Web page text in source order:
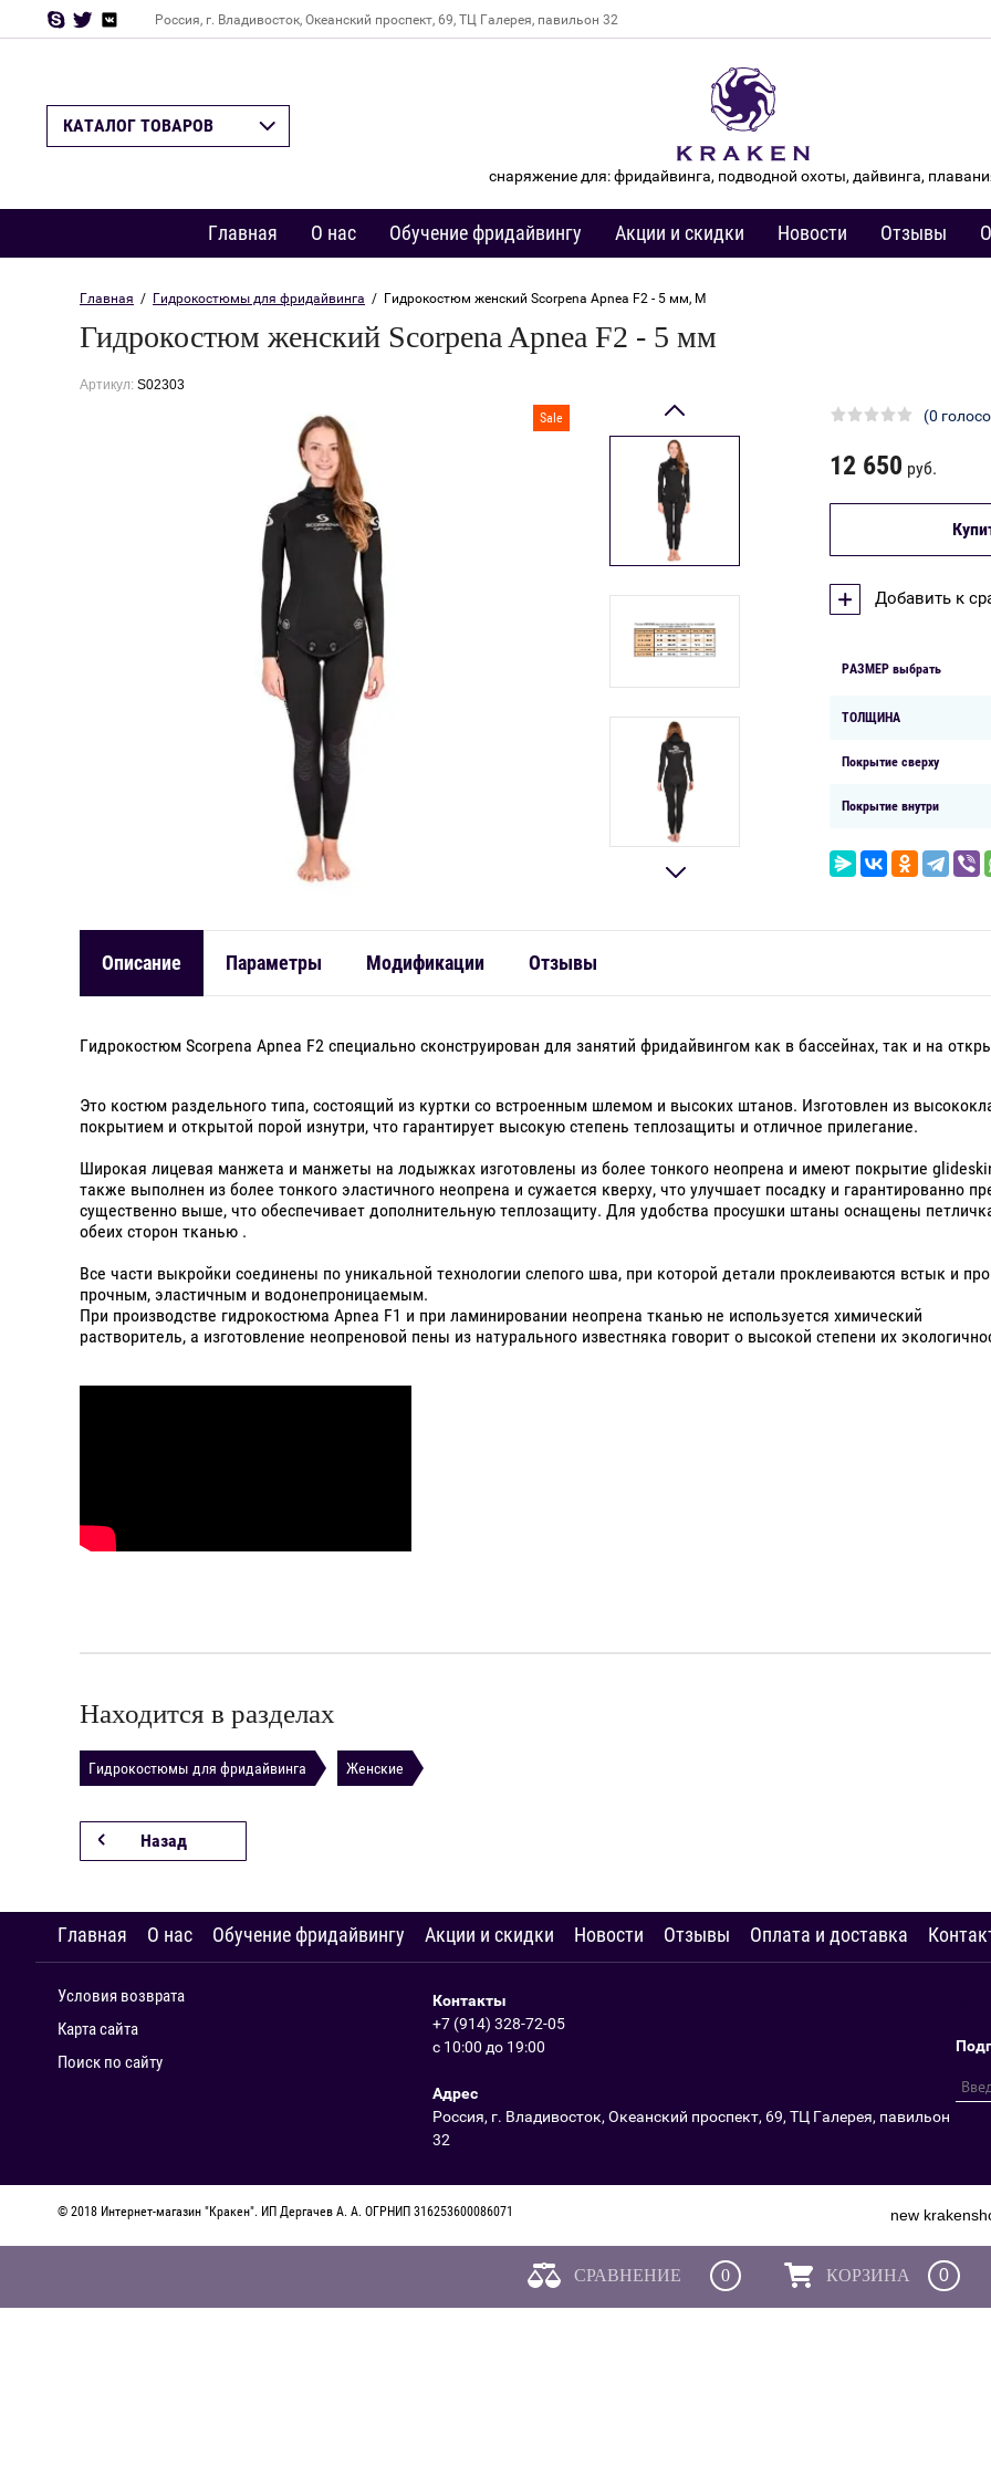
Назад Россия, г. Владивосток, Океанский проспект, 69, ТЦ Галерея, павильон 32
КАТАЛОГ ТОВАРОВ
снаряжение для: фридайвинга, подводной охоты, дайвинга,
Главная О нас Обучение фридайвингу Акции и скидки Новости Отзывы
Главная
  /
Гидрокостюмы для фридайвинга
  /  Гидрокостюм женский Scorpena Apnea F2 - 5 мм, M
Гидрокостюм женский Scorpena Apnea F2 - 5 мм
Артикул: S02303
Sale (0
12 650 руб.
Добавить к
РАЗМЕР выбрать
ТОЛЩИНА
Покрытие сверху
Покрытие внутри
Описание Параметры Модификации Отзывы
Гидрокостюм Scorpena Apnea F2 специально сконструирован для занятий фридайвингом как в бассейнах, так и на
Это костюм раздельного типа, состоящий из куртки со встроенным шлемом и высоких штанов. Изготовлен из
покрытием и открытой порой изнутри, что гарантирует высокую степень теплозащиты и отличное прилегание.
Широкая лицевая манжета и манжеты на лодыжках изготовлены из более тонкого неопрена и имеют покрытие
также выполнен из более тонкого эластичного неопрена и сужается кверху, что улучшает посадку и гарантированно
существенно выше, что обеспечивает дополнительную теплозащиту. Для удобства просушки штаны оснащены
обеих сторон тканью .
Все части выкройки соединены по уникальной технологии слепого шва, при которой детали проклеиваются встык и
прочным, эластичным и водонепроницаемым.
При производстве гидрокостюма Apnea F1 и при ламинировании неопрена тканью не используется химический
растворитель, а изготовление неопреновой пены из натурального известняка говорит о высокой степени их
Находится в разделах
Гидрокостюмы для фридайвинга Женские
Назад
СРАВНЕНИЕ 0 КОРЗИНА 0
Главная О нас Обучение фридайвингу Акции и скидки Новости Отзывы Оплата и доставка
Условия возврата
Карта сайта
Поиск по сайту
Контакты
+7 (914) 328-72-05
с 10:00 до 19:00
Адрес
Россия, г. Владивосток, Океанский проспект, 69, ТЦ Галерея, павильон
32
© 2018 Интернет-магазин "Кракен". ИП Дергачев А. А. ОГРНИП 316253600086071 new